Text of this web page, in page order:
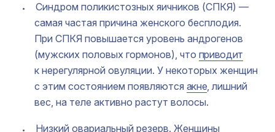
Синдром поликистозных яичников (СПКЯ) —
самая частая причина женского бесплодия.
При СПКЯ повышается уровень андрогенов
(мужских половых гормонов), что приводит
к нерегулярной овуляции. У некоторых женщин
с этим состоянием появляются акне, лишний
вес, на теле активно растут волосы.
Низкий овариальный резерв. Женщины